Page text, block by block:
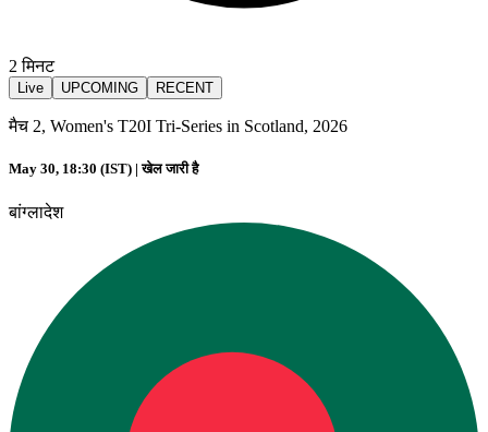
2 मिनट
Live UPCOMING RECENT
मैच 2, Women's T20I Tri-Series in Scotland, 2026
May 30, 18:30 (IST) |खेल जारी है
बांग्लादेश